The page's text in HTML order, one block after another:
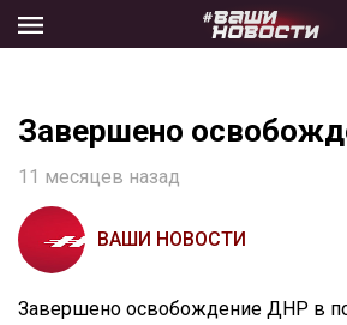
the
Завершено
11 месяцев назад
ВАШИ НОВОСТИ
Завершено освобождение ДНР в